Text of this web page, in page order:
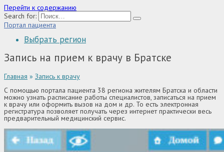
Перейти к содержанию
Search for:
Портал пациента
Выбрать регион
Запись на прием к врачу в Братске
Главная » Запись к врачу
С помощью портала пациента 38 региона жителям Братска и области
можно узнать расписание работы специалистов, записаться на прием
к врачу или оформить вызов на дом и др. То есть электронная
регистратура позволяет получать через интернет практически весь
предварительный медицинский сервис.